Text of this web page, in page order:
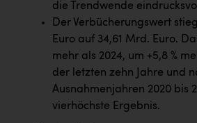
RE/MAX Welcome
Resch&Frisch
RUBBLE MASTER
Ruderclub Wels
die Trendwende
Der Verbücherungswert
Euro auf 34,61 Mrd. Euro.
mehr als 2024, um +5,8 %
der letzten zehn Jahre und
Ausnahmenjahren 2020 bis
vierhöchste Ergebnis.